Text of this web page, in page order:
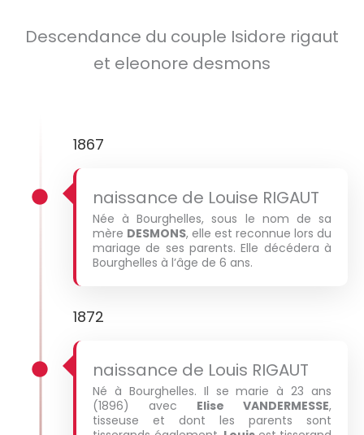
Descendance du couple Isidore rigaut
et eleonore desmons
1867
naissance de Louise RIGAUT
Née à Bourghelles, sous le nom de sa
mère DESMONS, elle est reconnue lors du
mariage de ses parents. Elle décédera à
Bourghelles à l’âge de 6 ans.
1872
naissance de Louis RIGAUT
Né à Bourghelles. Il se marie à 23 ans
(1896) avec Elise VANDERMESSE,
tisseuse et dont les parents sont